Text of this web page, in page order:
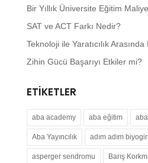
Bir Yıllık Üniversite Eğitim
SAT ve ACT Farkı Nedir?
Teknoloji ile Yaratıcılık
Zihin Gücü Başarıyı Etkiler mi?
ETIKETLER
aba academy aba eğitim
Aba Yayıncılık adım adım
asperger sendromu Barış